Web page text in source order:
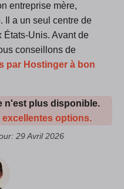
entreprise mère,
Il a un seul centre de
États-Unis. Avant de
conseillons de
par Hostinger à bon
n'est plus disponible.
options.
29 Avril 2026